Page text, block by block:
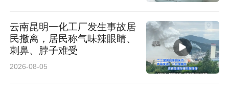
杆。
（高新融媒记者 于秋瑾）
云南昆明一化工厂发生事故居
民撤离，居民称气味辣眼睛、
刺鼻、脖子难受
2026-08-05